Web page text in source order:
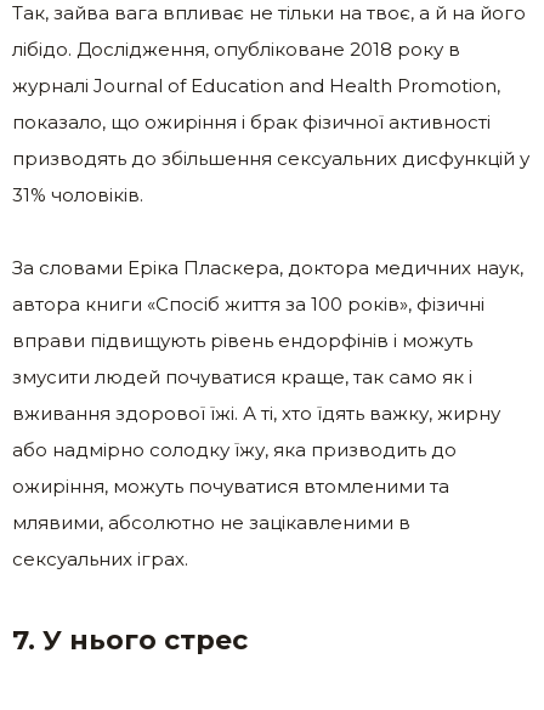
Так, зайва вага впливає не тільки на твоє, а й на його
лібідо. Дослідження, опубліковане 2018 року в
журналі Journal of Education and Health Promotion,
показало, що ожиріння і брак фізичної активності
призводять до збільшення сексуальних дисфункцій у
31% чоловіків.
За словами Еріка Пласкера, доктора медичних наук,
автора книги «Спосіб життя за 100 років», фізичні
вправи підвищують рівень ендорфінів і можуть
змусити людей почуватися краще, так само як і
вживання здорової їжі. А ті, хто їдять важку, жирну
або надмірно солодку їжу, яка призводить до
ожиріння, можуть почуватися втомленими та
млявими, абсолютно не зацікавленими в
сексуальних іграх.
7. У нього стрес